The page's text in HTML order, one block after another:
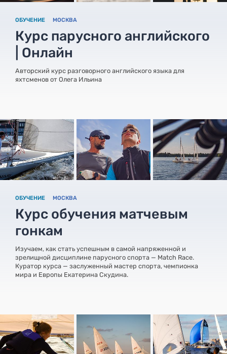
ОБУЧЕНИЕ МОСКВА
Курс парусного английского
| Онлайн
Авторский курс разговорного английского языка для
яхтсменов от Олега Ильина
ОБУЧЕНИЕ МОСКВА
Курс обучения матчевым
гонкам
Изучаем, как стать успешным в самой напряженной и
зрелищной дисциплине парусного спорта — Match Race.
Куратор курса — заслуженный мастер спорта, чемпионка
мира и Европы Екатерина Скудина.